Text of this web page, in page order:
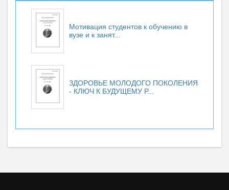
Мотивация студентов к обучению в
вузе и к занят...
ЗДОРОВЬЕ МОЛОДОГО ПОКОЛЕНИЯ
- КЛЮЧ К БУДУЩЕМУ Р...